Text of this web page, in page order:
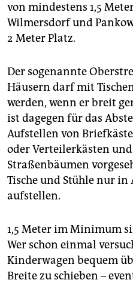
von mindestens 1,5
Wilmersdorf und
2 Meter Platz.
Der sogenannte
Häusern darf mit
werden, wenn er breit
ist dagegen für das
Aufstellen von
oder Verteilerkästen
Straßenbäumen
Tische und Stühle nur
aufstellen.
1,5 Meter im Minimum
Wer schon einmal
Kinderwagen bequem
Breite zu schieben –